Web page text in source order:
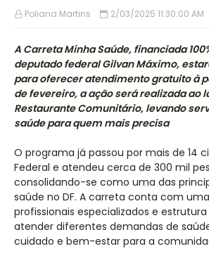
Poliana Martins 2/03/2025 11:30:00 AM
A Carreta Minha Saúde, financiada
deputado federal Gilvan Máximo,
para oferecer atendimento gratuito à
de fevereiro, a ação será realizada ao
Restaurante Comunitário, levando
saúde para quem mais precisa
O programa já passou por mais de 14
Federal e atendeu cerca de 300 mil
consolidando-se como uma das
saúde no DF. A carreta conta com
profissionais especializados e
atender diferentes demandas de
cuidado e bem-estar para a